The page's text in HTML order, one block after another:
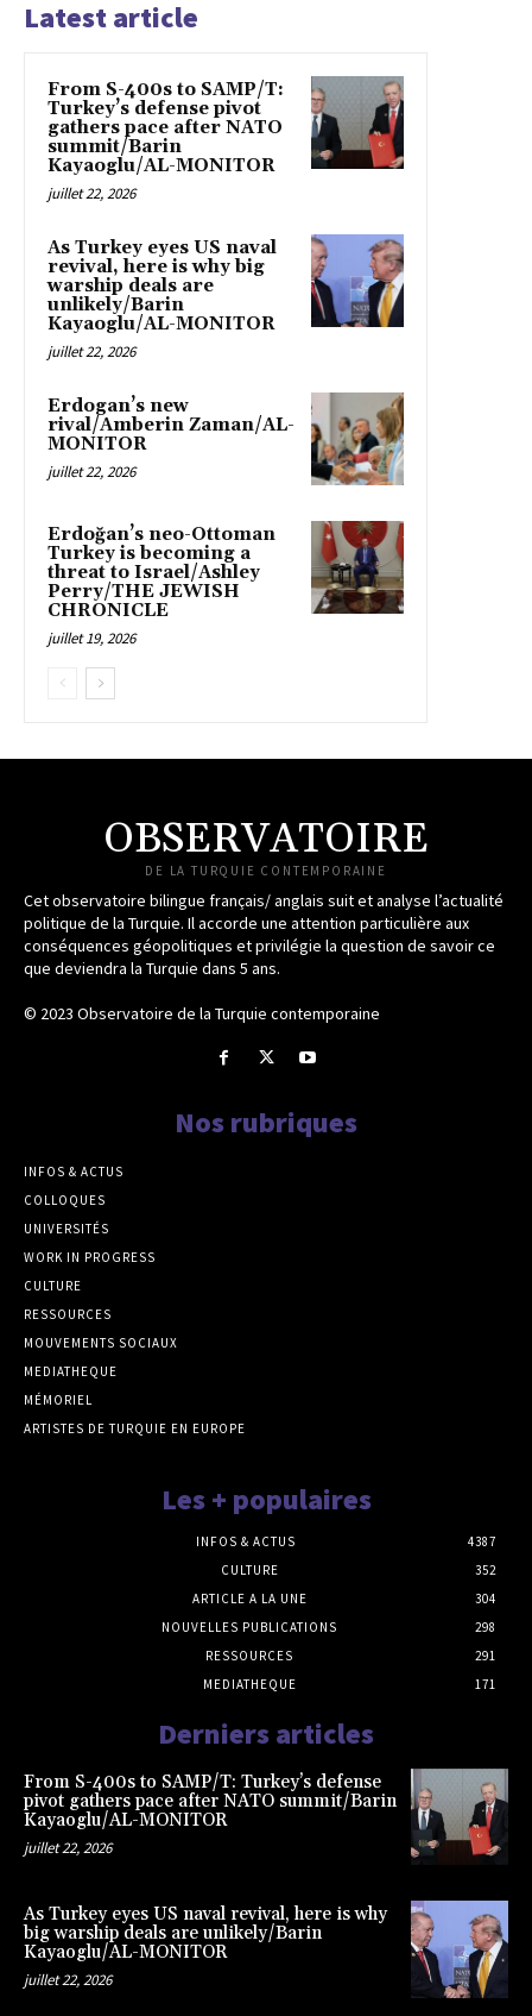
Latest article
From S-400s to SAMP/T:
Turkey’s defense pivot
gathers pace after NATO
summit/Barin
Kayaoglu/AL-MONITOR
juillet 22, 2026
As Turkey eyes US naval
revival, here is why big
warship deals are
unlikely/Barin
Kayaoglu/AL-MONITOR
juillet 22, 2026
Erdogan’s new
rival/Amberin Zaman/AL-
MONITOR
juillet 22, 2026
Erdoğan’s neo-Ottoman
Turkey is becoming a
threat to Israel/Ashley
Perry/THE JEWISH
CHRONICLE
juillet 19, 2026
OBSERVATOIRE
DE LA TURQUIE CONTEMPORAINE
Cet observatoire bilingue français/ anglais suit et analyse l’actualité
politique de la Turquie. Il accorde une attention particulière aux
conséquences géopolitiques et privilégie la question de savoir ce
que deviendra la Turquie dans 5 ans.
© 2023 Observatoire de la Turquie contemporaine
Nos rubriques
INFOS & ACTUS
COLLOQUES
UNIVERSITÉS
WORK IN PROGRESS
CULTURE
RESSOURCES
MOUVEMENTS SOCIAUX
MEDIATHEQUE
MÉMORIEL
ARTISTES DE TURQUIE EN EUROPE
Les + populaires
INFOS & ACTUS
4387
CULTURE
352
ARTICLE A LA UNE
304
NOUVELLES PUBLICATIONS
298
RESSOURCES
291
MEDIATHEQUE
171
Derniers articles
From S-400s to SAMP/T: Turkey’s defense
pivot gathers pace after NATO summit/Barin
Kayaoglu/AL-MONITOR
juillet 22, 2026
As Turkey eyes US naval revival, here is why
big warship deals are unlikely/Barin
Kayaoglu/AL-MONITOR
juillet 22, 2026